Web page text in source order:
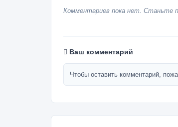
Комментариев пока нет. Станьте
Ваш комментарий
Чтобы оставить комментарий,